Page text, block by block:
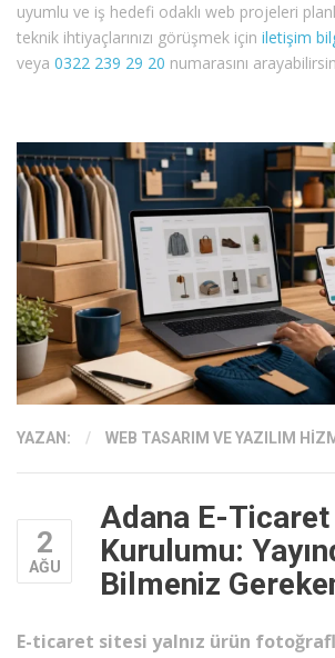
uyumlu ve iş hedefi odaklı web projeleri
teknik ihtiyaçlarınızı görüşmek için iletişim
veya 0322 239 29 20 numarasını
YAZAN: / WEB TASARIM VE YAZILIM
2
AĞU
Adana E-
Kurulumu:
Bilmeniz
E-ticaret sitesi yalnız ürün